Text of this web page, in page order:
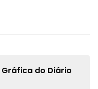
Gráfica do Diário